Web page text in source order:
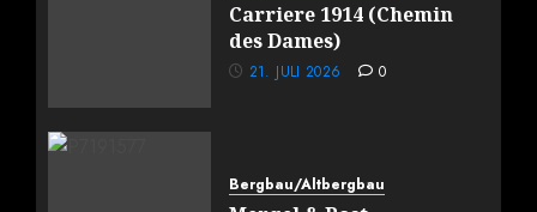
Carriere 1914 (Chemin
des Dames)
21. JULI 2026 0
Bergbau/Altbergbau